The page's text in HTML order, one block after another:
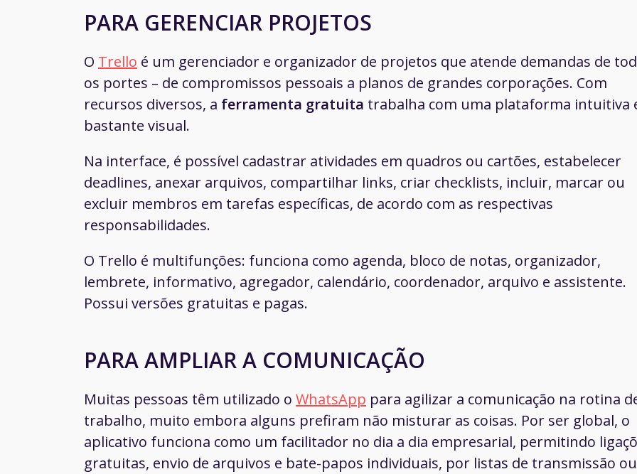
PARA GERENCIAR PROJETOS
O Trello é um gerenciador e organizador de projetos que atende demandas de
os portes – de compromissos pessoais a planos de grandes corporações. Com
recursos diversos, a ferramenta gratuita trabalha com uma plataforma intuitiva
bastante visual.
Na interface, é possível cadastrar atividades em quadros ou cartões, estabelecer
deadlines, anexar arquivos, compartilhar links, criar checklists, incluir, marcar ou
excluir membros em tarefas específicas, de acordo com as respectivas
responsabilidades.
O Trello é multifunções: funciona como agenda, bloco de notas, organizador,
lembrete, informativo, agregador, calendário, coordenador, arquivo e assistente.
Possui versões gratuitas e pagas.
PARA AMPLIAR A COMUNICAÇÃO
Muitas pessoas têm utilizado o WhatsApp para agilizar a comunicação na rotina
trabalho, muito embora alguns prefiram não misturar as coisas. Por ser global, o
aplicativo funciona como um facilitador no dia a dia empresarial, permitindo
gratuitas, envio de arquivos e bate-papos individuais, por listas de transmissão ou